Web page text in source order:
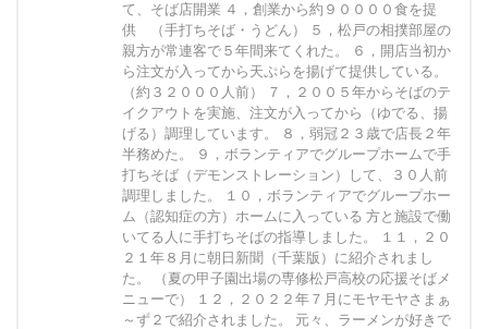
て、そば店開業 ４，創業から約９００００食を提
供 （手打ちそば・うどん） ５，松戸の相撲部屋の
親方が常連客で５年間来てくれた。 ６，開店当初か
ら注文が入ってから天ぷらを揚げて提供している。
（約３２０００人前） ７，２００５年からそばのテ
イクアウトを実施、注文が入ってから（ゆでる、揚
げる）調理しています。 ８，弱冠２３歳で店長２年
半務めた。 ９，ボランティアでグループホームで手
打ちそば（デモンストレーション）して、３０人前
調理しました。 １０，ボランティアでグループホー
ム（認知症の方）ホームに入っている 方と施設で働
いてる人に手打ちそばの指導しました。 １１，２０
２１年８月に朝日新聞（千葉版）に紹介されまし
た。 （夏の甲子園出場の専修松戸高校の応援そばメ
ニューで） １２，２０２２年７月にモヤモヤさまぁ
～ず２で紹介されました。 元々、ラーメンが好きで